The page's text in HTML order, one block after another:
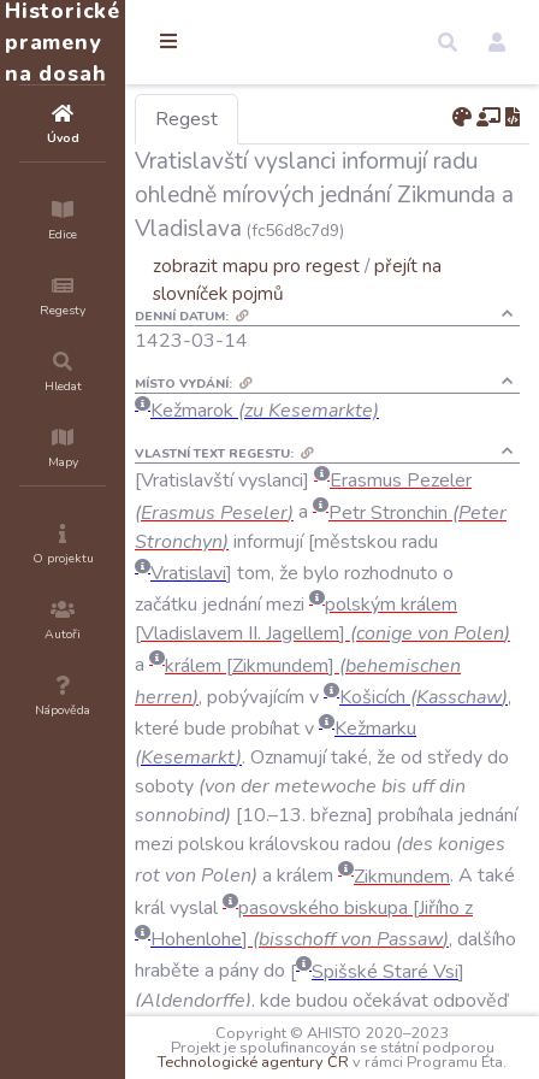
Historické
prameny
na dosah
Úvod
Edice
Regesty
Hledat
Mapy
O projektu
Autoři
Nápověda
Regest
Vratislavští vyslanci informují radu
ohledně mírových jednání Zikmunda a
Vladislava (fc56d8c7d9)
zobrazit mapu pro regest/přejít na
slovníček pojmů
DENNÍ DATUM:
1423-03-14
MÍSTO VYDÁNÍ:
Kežmarok (zu Kesemarkte)
VLASTNÍ TEXT REGESTU:
Vratislavštívyslanci Erasmus Pezeler
(Erasmus Peseler) a PetrStronchin (Peter
Stronchyn) informují městskou radu
Vratislavi tom, že bylo rozhodnuto o
začátku jednánímezi polským králem
Vladislavem II. Jagellem (conige von Polen)
a
králem Zikmundem (behemischen
herren), pobývajícím v Košicích (Kasschaw),
které bude probíhatv
Kežmarku
(Kesemarkt). Oznamujítaké, že od středydo
soboty (von dermetewoche bis uffdin
sonnobind) 10.–13. března probíhala jednání
mezi polskou královskou radou (des koniges
rot von Polen) a králem Zikmundem. A také
králvyslal pasovského biskupa Jiřího z
Hohenlohe (bisschoff von Passaw), dalšího
hraběte a pánydo Spišské Staré Vsi
(Aldendorffe), kde budou očekávatodpověď
polského krále,kterýchcespolečně
králem
Zikmundem.Adoufají,žesedostaví
Copyright © AHISTO 2020–2023
Projekt je spolufinancován se státní podporou
Technologické agentury ČR v rámci Programu Éta.